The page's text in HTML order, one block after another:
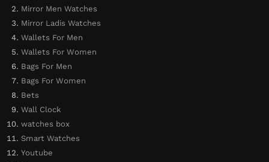
Mirror Men Watches
Mirror Ladis Watches
Wallets For Men
Wallets For Women
Bags For Men
Bags For Women
Bets
Wall Clock
watches box
Smart Watches
Youtube